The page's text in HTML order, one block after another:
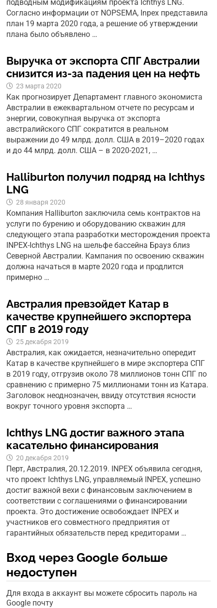
подводным модификациям проекта Ichthys LNG.
Согласно информации от NOPSEMA, Inpex представила
план 19 марта 2020 года, а решение об утверждении
плана было объявлено …
Выручка от экспорта СПГ Австралии
снизится из-за падения цен на нефть
23 марта 2020
Как прогнозирует Департамент главного экономиста
Австралии в ежеквартальном отчете по ресурсам и
энергии, совокупная выручка от экспорта
австралийского СПГ сократится в реальном
выражении до 49 млрд. долл. США в 2019–2020 годах
и до 44 млрд. долл. США – в 2020-2021, …
Halliburton получил подряд на Ichthys
LNG
28 января 2020
Компания Halliburton заключила семь контрактов на
услуги по бурению и оборудованию скважин для
следующего этапа разработки месторождения проекта
INPEX-Ichthys LNG на шельфе бассейна Брауз близ
Северной Австралии. Кампания по освоению скважин
должна начаться в марте 2020 года и продлится
примерно …
Австралия превзойдет Катар в
качестве крупнейшего экспортера
СПГ в 2019 году
25 декабря 2019
Австралия, как ожидается, незначительно опередит
Катар в качестве крупнейшего в мире экспортера СПГ
в 2019 году, отгрузив около 78 миллионов тонн СПГ по
сравнению с примерно 75 миллионами тонн из Катара.
Заголовок неоднозначен, ввиду отсутствия ясности
вокруг точного уровня экспорта …
Ichthys LNG достиг важного этапа
касательно финансирования
20 декабря 2019
Перт, Австралия, 20.12.2019. INPEX объявила сегодня,
что проект Ichthys LNG, управляемый INPEX, успешно
достиг важной вехи с финансовым заключением в
соответствии с соглашениями о финансировании
проекта. Это достижение освобождает INPEX и
участников его совместного предприятия от
гарантийных обязательств перед кредиторами …
Вход через Google больше
недоступен
Для входа в аккаунт вы можете сбросить пароль на
Google почту